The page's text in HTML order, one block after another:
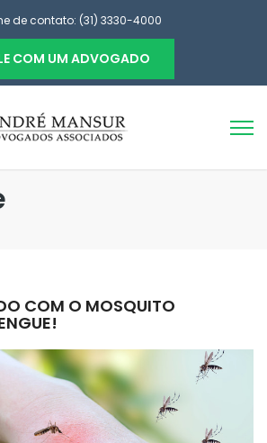
de contato: (31) 3330-4000
COM UM ADVOGADO
COM O MOSQUITO